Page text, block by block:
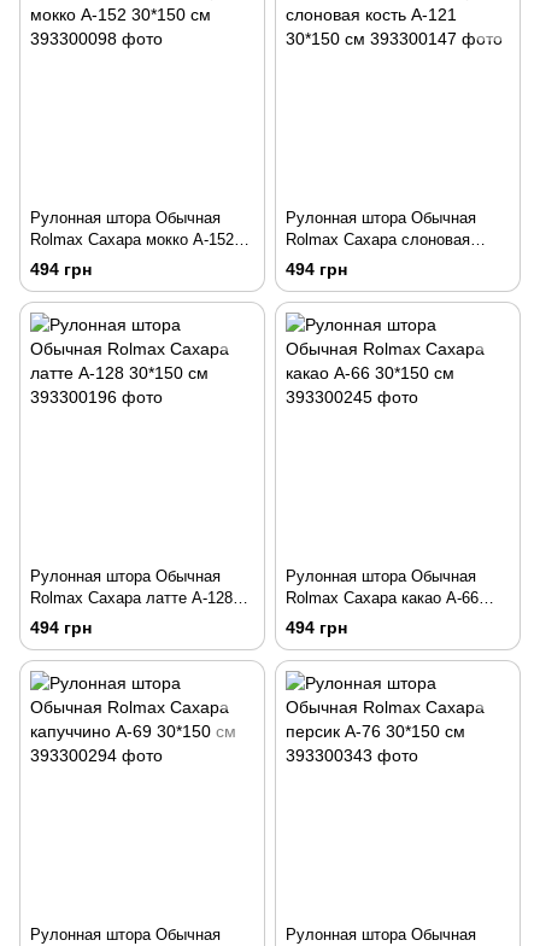
Рулонная штора Обычная
Rolmax Сахара мокко А-152
30*150 см
494 грн
Рулонная штора Обычная
Rolmax Сахара слоновая
кость А-121 30*150 см
494 грн
Рулонная штора Обычная
Rolmax Сахара латте А-128
30*150 см
494 грн
Рулонная штора Обычная
Rolmax Сахара какао А-66
30*150 см
494 грн
Рулонная штора Обычная
Рулонная штора Обычная